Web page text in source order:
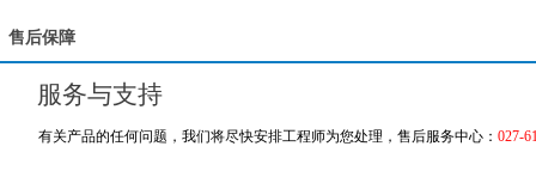
售后保障
服务与支持
有关产品的任何问题，我们将尽快安排工程师为您处理，售后服务中心： 027-